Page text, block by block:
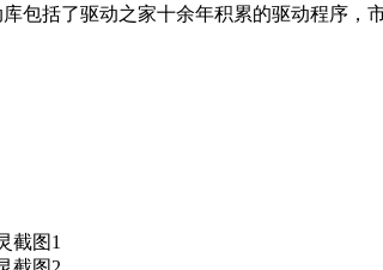
括了驱动之家十余年积累的驱动程序，市